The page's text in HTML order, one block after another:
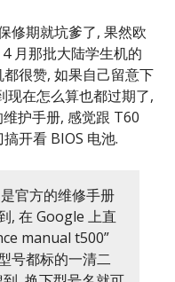
修期就坑爹了, 果然欧
月那批大陆学生机的
很赞, 如果自己留意下
现在怎么算也都过期了,
护手册, 感觉跟 T60
开看 BIOS 电池.
官方的维修手册
, 在 Google 上直
manual t500”
号都标的一清二